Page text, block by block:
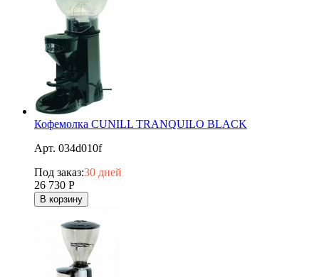
Кофемолка CUNILL TRANQUILO BLACK
Арт. 034d010f
Под заказ:30 дней
26 730 Р
В корзину